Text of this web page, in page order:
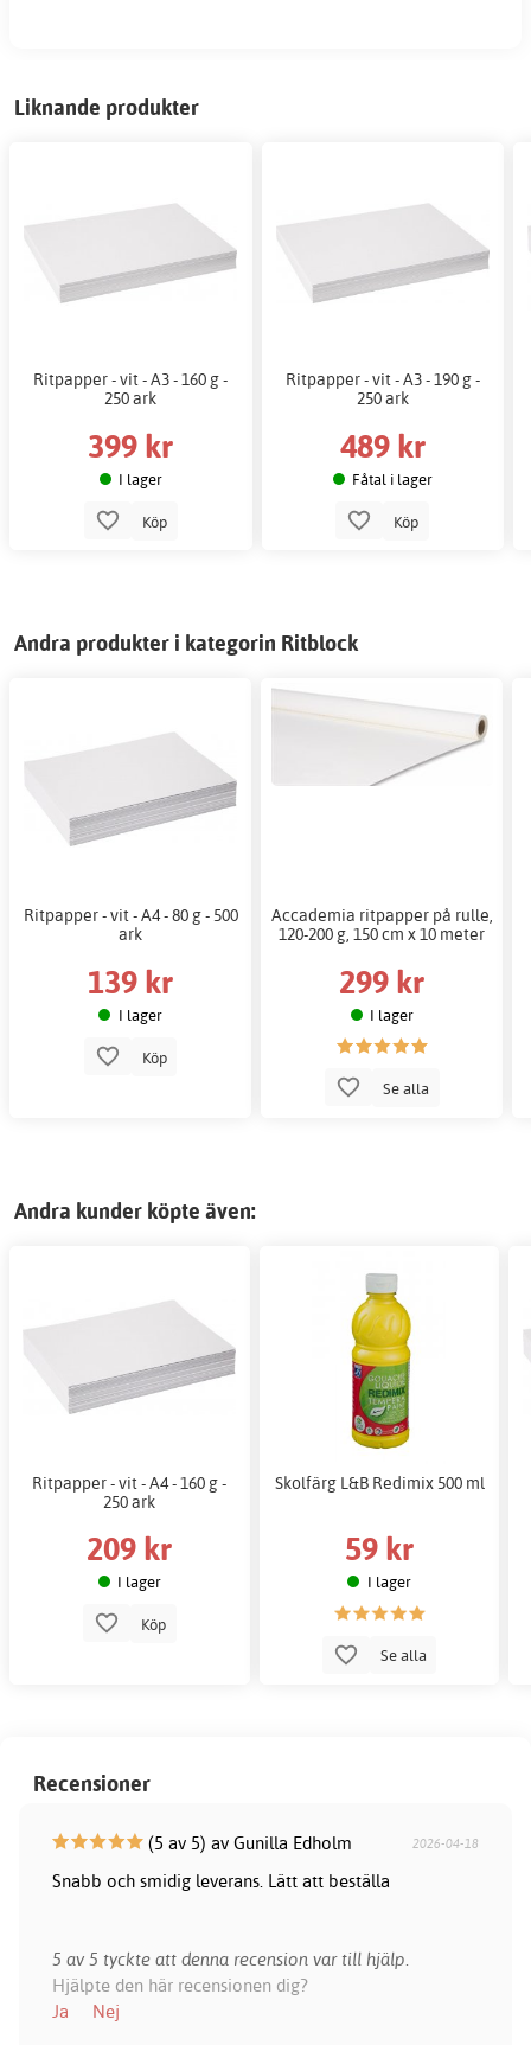
Liknande produkter
Ritpapper - vit - A3 - 160 g -
250 ark
399 kr
I lager
Köp
Ritpapper - vit - A3 - 190 g -
250 ark
489 kr
Fåtal i lager
Köp
Andra produkter i kategorin Ritblock
Ritpapper - vit - A4 - 80 g - 500
ark
139 kr
I lager
Köp
Accademia ritpapper på rulle,
120-200 g, 150 cm x 10 meter
299 kr
I lager
Se alla
Andra kunder köpte även:
Ritpapper - vit - A4 - 160 g -
250 ark
209 kr
I lager
Köp
Skolfärg L&B Redimix 500 ml
59 kr
I lager
Se alla
Recensioner
(5 av 5) av Gunilla Edholm 2026-04-18
Snabb och smidig leverans. Lätt att beställa
5 av 5 tyckte att denna recension var till hjälp.
Hjälpte den här recensionen dig?
Ja
Nej